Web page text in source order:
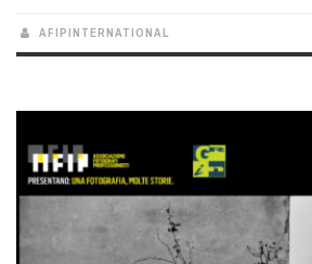
AFIPINTERNATIONAL